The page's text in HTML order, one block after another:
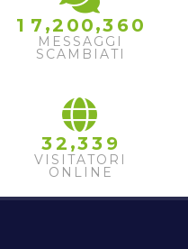
1 7 ,2 00,3 60
MESSAGGI
SCAMBIATI
32 ,33 9
VISITATORI
ONLINE